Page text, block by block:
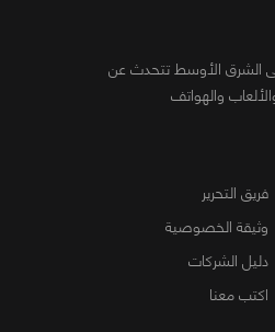
الشرق الأوسط تتحدث عن
والهواتف
فريق التحرير
وثيقة الخصوصية
دليل الشركات
اكتب معنا